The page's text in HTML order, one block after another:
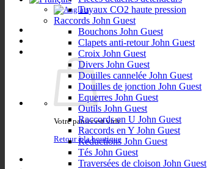
Votre panier est vide.
Retour à la boutique
Tuyaux CO2 haute pression
Raccords John Guest
Bouchons John Guest
Clapets anti-retour John Guest
Croix John Guest
Divers John Guest
Douilles cannelée John Guest
Douilles de jonction John Guest
Equerres John Guest
Outils John Guest
Raccords en U John Guest
Raccords en Y John Guest
Reductions John Guest
Tés John Guest
Traversées de cloison John Guest